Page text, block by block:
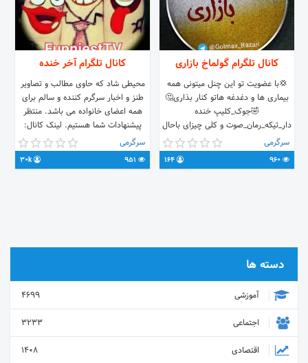
کانال تلگرام گولماخ بازاری
💢با عضویت تو این چنل میتونی همه
بیماری ها و دغدغه هاتو کنار بذاری🤔
🤣جوک_کلیپ خنده
دار_تیکه_رمان_صوت و کلی چیزای باحال
😂
https://t.me/joinchat/AAAAAEfXdrS5Ax9d0kRV7A
سرگرمی
کانال تلگرام آخر خنده
محیطی شاد که حاوی مطالب و تصاویر
طنز و اخبار سرگرم کننده و سالم برای
همه اعضای خانواده می باشد. منتظر
پیشنهادات شما هستیم. لینک کانال:
joinchat/AAAAAFJsrIcjIvyHDuIMMA
آیدی برای ارسال مطالب(در صورت
تمایل با اسم شما) و نظرات:
سرگرمی
30k
دسته ها
آموزشی
4699
اجتماعی
3233
اقتصادی
1408